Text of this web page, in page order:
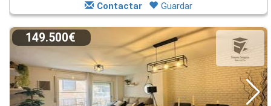
Contactar Guardar
149.500€